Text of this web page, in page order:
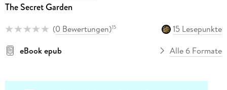
The Secret Garden
(0 Bewertungen)15
15 Lesepunkte
eBook epub
Alle 6 Formate